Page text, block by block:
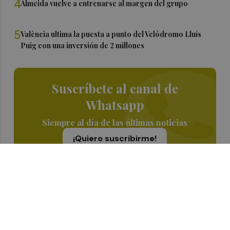
4Almeida vuelve a entrenarse al margen del grupo
5València ultima la puesta a punto del Velódromo Lluís
Puig con una inversión de 2 millones
Suscríbete al canal de
Whatsapp
Siempre al día de las últimas noticias
¡Quiero suscribirme!